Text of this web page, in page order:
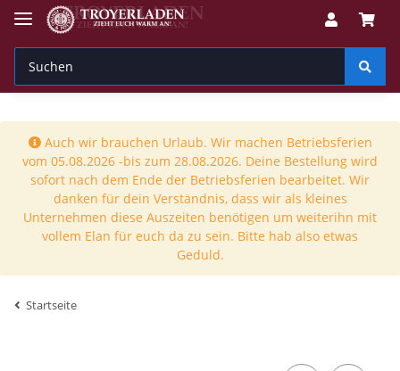
Auch wir brauchen Urlaub. Wir machen Betriebsferien
vom 05.08.2026 -bis zum 28.08.2026. Deine Bestellung wird
sofort nach dem Ende der Betriebsferien bearbeitet. Wir
danken für dein Verständnis, dass wir als kleines
Unternehmen diese Auszeiten benötigen um weiterihn mit
vollem Elan für euch da zu sein. Bitte hab also etwas
Geduld.
Startseite